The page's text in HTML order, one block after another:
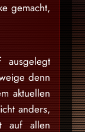
gemacht,
denn
aktuellen
anders,
auf allen